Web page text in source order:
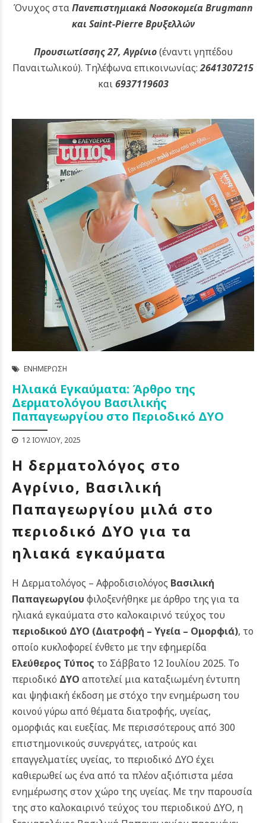
Όνυχος σταΠανεπιστημιακά Νοσοκομεία Brugmann
και Saint-Pierre Βρυξελλών
Προυσιωτίσσης 27, Αγρίνιο(έναντι γηπέδου
Παναιτωλικού). Τηλέφωνα επικοινωνίας:2641307215
και6937119603
ΕΝΗΜΈΡΩΣΗ
Ηλιακά Εγκαύματα: Άρθρο της
Δερματολόγου Βασιλικής
Παπαγεωργίου στο Περιοδικό ΔΥΟ
12 ΙΟΥΛΊΟΥ, 2025
Η δερματολόγος στο
Αγρίνιο, Βασιλική
Παπαγεωργίου μιλά στο
περιοδικό ΔΥΟ για τα
ηλιακά εγκαύματα
Η Δερματολόγος – Αφροδισιολόγος Βασιλική
Παπαγεωργίου φιλοξενήθηκε με άρθρο της για τα
ηλιακά εγκαύματα στο καλοκαιρινό τεύχος του
περιοδικού ΔΥΟ (Διατροφή – Υγεία – Ομορφιά), το
οποίο κυκλοφορεί ένθετο με την εφημερίδα
Ελεύθερος Τύπος το Σάββατο 12 Ιουλίου 2025. Το
περιοδικό ΔΥΟ αποτελεί μια καταξιωμένη έντυπη
και ψηφιακή έκδοση με στόχο την ενημέρωση του
κοινού γύρω από θέματα διατροφής, υγείας,
ομορφιάς και ευεξίας. Με περισσότερους από 300
επιστημονικούς συνεργάτες, ιατρούς και
επαγγελματίες υγείας, το περιοδικό ΔΥΟ έχει
καθιερωθεί ως ένα από τα πλέον αξιόπιστα μέσα
ενημέρωσης στον χώρο της υγείας. Με την παρουσία
της στο καλοκαιρινό τεύχος του περιοδικού ΔΥΟ, η